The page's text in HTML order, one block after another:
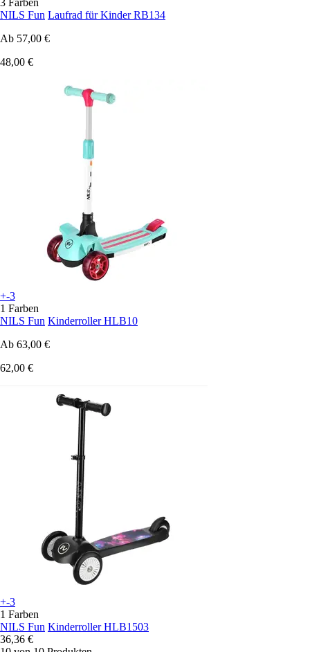
3 Farben
NILS Fun Laufrad für Kinder RB134
Ab 57,00 €
48,00 €
+-3
1 Farben
NILS Fun Kinderroller HLB10
Ab 63,00 €
62,00 €
+-3
1 Farben
NILS Fun Kinderroller HLB1503
36,36 €